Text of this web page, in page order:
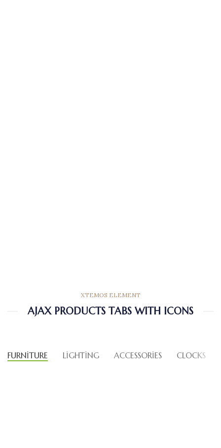
XTEMOS ELEMENT
AJAX PRODUCTS TABS WITH ICONS
FURNITURE LIGHTING ACCESSORIES CLOCKS